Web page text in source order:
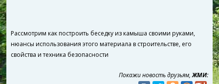
Рассмотрим как построить беседку из камыша своими руками,
нюансы использования этого материала в строительстве, его
свойства и техника безопасности
Покажи новость друзьям,ЖМИ: